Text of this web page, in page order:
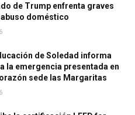
de Trump enfrenta graves
doméstico
de Soledad informa
la emergencia presentada en
sede las Margaritas